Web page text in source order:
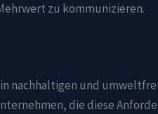
zu kommunizieren.
nachhaltigen und
die diese